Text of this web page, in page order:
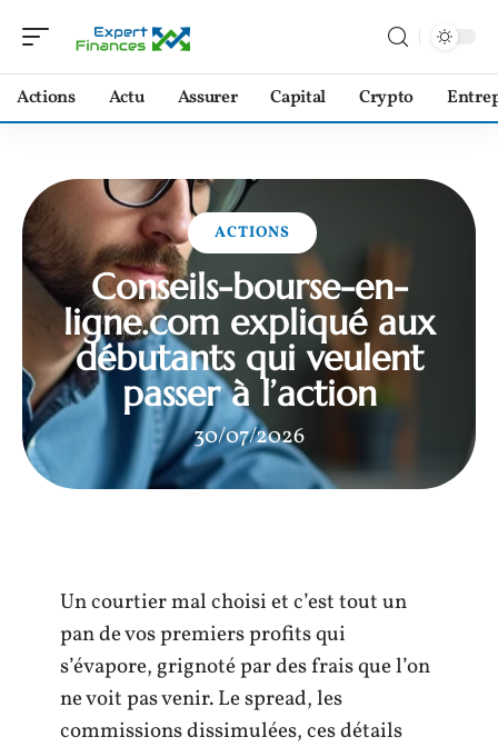
Actions Actu Assurer Capital Crypto
ACTIONS
Conseils-bourse-en-
ligne.com expliqué aux
débutants qui veulent
passer à l’action
30/07/2026
Un courtier mal choisi et c’est tout un
pan de vos premiers profits qui
s’évapore, grignoté par des frais que l’on
ne voit pas venir. Le spread, les
commissions dissimulées, ces détails